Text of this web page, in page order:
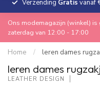
Verzending Gratis vanaf
Ons modemagazijn (winkel)
zaterdag van 12:00 - 17:00
Home / leren dames
leren dames
LEATHER DESIGN